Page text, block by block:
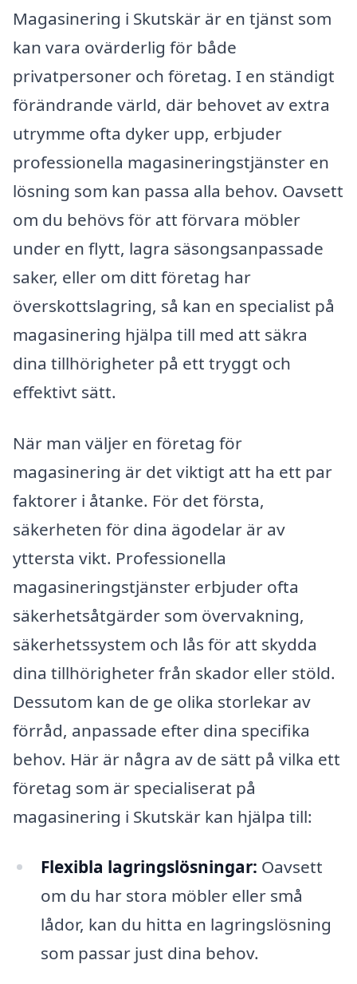
Magasinering i Skutskär är en tjänst som
kan vara ovärderlig för både
privatpersoner och företag. I en ständigt
förändrande värld, där behovet av extra
utrymme ofta dyker upp, erbjuder
professionella magasineringstjänster en
lösning som kan passa alla behov. Oavsett
om du behövs för att förvara möbler
under en flytt, lagra säsongsanpassade
saker, eller om ditt företag har
överskottslagring, så kan en specialist på
magasinering hjälpa till med att säkra
dina tillhörigheter på ett tryggt och
effektivt sätt.
När man väljer en företag för
magasinering är det viktigt att ha ett par
faktorer i åtanke. För det första,
säkerheten för dina ägodelar är av
yttersta vikt. Professionella
magasineringstjänster erbjuder ofta
säkerhetsåtgärder som övervakning,
säkerhetssystem och lås för att skydda
dina tillhörigheter från skador eller stöld.
Dessutom kan de ge olika storlekar av
förråd, anpassade efter dina specifika
behov. Här är några av de sätt på vilka ett
företag som är specialiserat på
magasinering i Skutskär kan hjälpa till:
Flexibla lagringslösningar: Oavsett
om du har stora möbler eller små
lådor, kan du hitta en lagringslösning
som passar just dina behov.